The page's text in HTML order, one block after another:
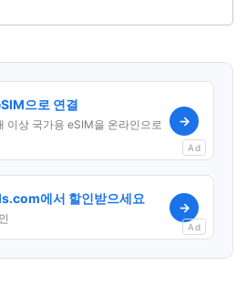
으로 연결
이상 국가용 eSIM을 온라인으로
→
Ad
에서 할인받으세요
→
Ad